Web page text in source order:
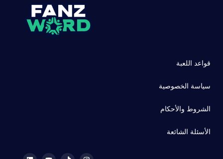
قواعد اللعبة
سياسة الخصوصية
الشروط والأحكام
الأسئلة الشائعة